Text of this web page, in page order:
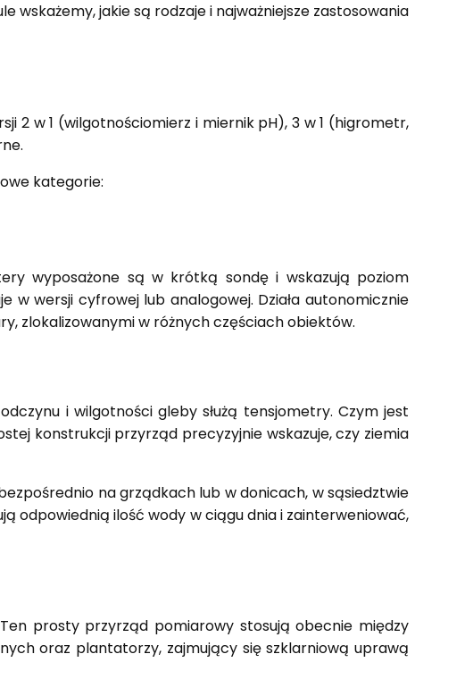
jakie są rodzaje i najważniejsze zastosowania
2 w 1 (wilgotnościomierz i miernik pH), 3 w 1 (higrometr,
kategorie:
wyposażone są w krótką sondę i wskazują poziom
w wersji cyfrowej lub analogowej. Działa autonomicznie
zlokalizowanymi w różnych częściach obiektów.
i wilgotności gleby służą tensjometry. Czym jest
konstrukcji przyrząd precyzyjnie wskazuje, czy ziemia
na grządkach lub w donicach, w sąsiedztwie
odpowiednią ilość wody w ciągu dnia i zainterweniować,
prosty przyrząd pomiarowy stosują obecnie między
oraz plantatorzy, zajmujący się szklarniową uprawą